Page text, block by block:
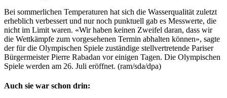
Bei sommerlichen Temperaturen hat sich die Wasserqualität zuletzt
erheblich verbessert und nur noch punktuell gab es Messwerte, die
nicht im Limit waren. «Wir haben keinen Zweifel daran, dass wir
die Wettkämpfe zum vorgesehenen Termin abhalten können», sagte
der für die Olympischen Spiele zuständige stellvertretende Pariser
Bürgermeister Pierre Rabadan vor einigen Tagen. Die Olympischen
Spiele werden am 26. Juli eröffnet. (ram/sda/dpa)
Auch sie war schon drin: